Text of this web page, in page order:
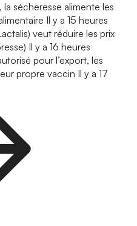
sécheresse alimente les
Il y a 15 heures
veut réduire les prix
Il y a 16 heures
pour l’export, les
propre vaccin Il y a 17